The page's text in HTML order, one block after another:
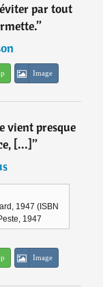
par tout
”
Image
vient presque
[...]”
1947 (ISBN
1947
Image